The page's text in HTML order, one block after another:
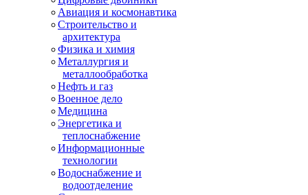
Авиация и космонавтика
Строительство и
архитектура
Физика и химия
Металлургия и
металлообработка
Нефть и газ
Военное дело
Медицина
Энергетика и
теплоснабжение
Информационные
технологии
Водоснабжение и
водоотделение